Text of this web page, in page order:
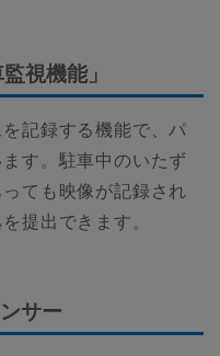
視機能」
記録する機能で、パ
す。駐車中のいたず
ても映像が記録され
提出できます。
サー